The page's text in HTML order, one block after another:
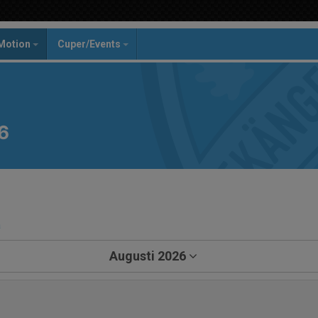
Cuper/Events
Augusti 2026